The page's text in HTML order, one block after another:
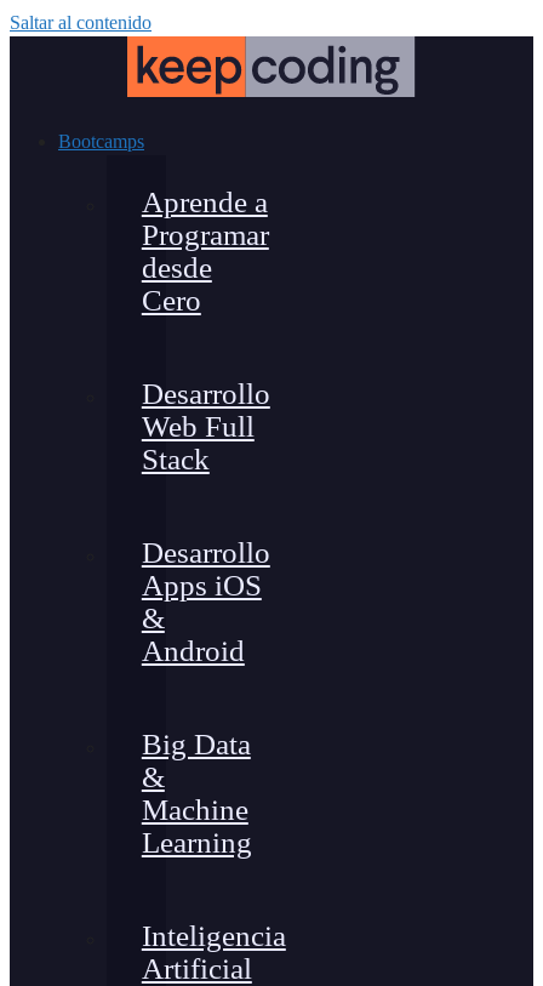
Saltar al contenido
Bootcamps
Aprende a
Programar
desde
Cero
Desarrollo
Web Full
Stack
Desarrollo
Apps iOS
&
Android
Big Data
&
Machine
Learning
Inteligencia
Artificial